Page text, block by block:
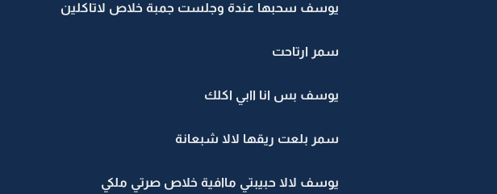
يوسف سحبها عندة وجلست جمبة خلاص لاتاكلين
سمر ارتاحت
يوسف بس انا اابي اكلك
سمر بلعت ريقها لالا شبعانة
يوسف لالا حبيبتي ماافية خلاص صرتي ملكي